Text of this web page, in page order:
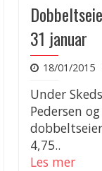
31 januar
18/01/2015
Under
Pedersen
4,75..
Les mer